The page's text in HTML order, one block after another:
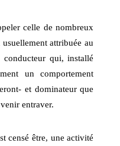
celle de nombreux
attribuée au
qui, installé
un comportement
et dominateur que
entraver.
censé être, une activité